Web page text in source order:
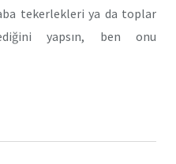
tekerlekleri ya da toplar
yapsın, ben onu